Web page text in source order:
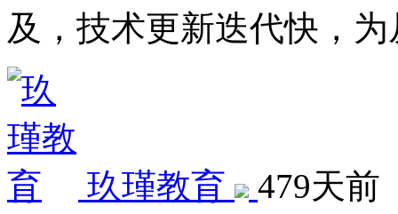
及，技术更新迭代快，
玖瑾教育
479天前